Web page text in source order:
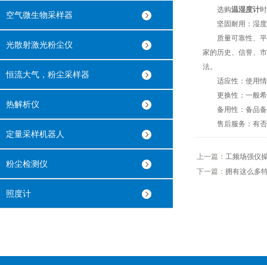
空气微生物采样器
光散射激光粉尘仪
恒流大气，粉尘采样器
热解析仪
定量采样机器人
粉尘检测仪
照度计
选购温湿度计
坚固耐用：湿度
质量可靠性、平
家的历史、信誉、
法。
适应性：使用情
更换性：一般希
备用性：备品备
售后服务：有否
上一篇： 工频场强仪
下一篇： 拥有这么多